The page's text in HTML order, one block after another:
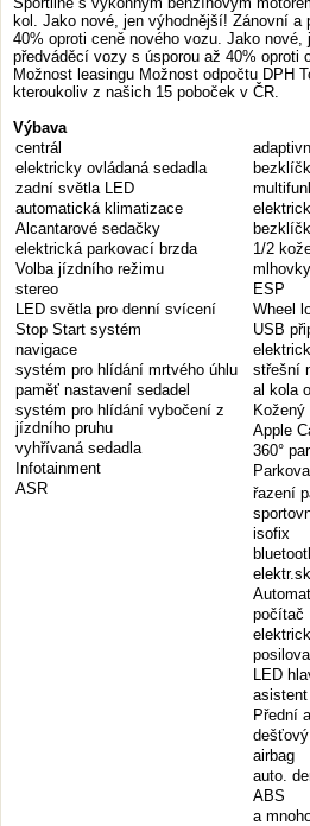
kol. Jako nové, jen výhodnější! Zánovní a
40% oproti ceně nového vozu. Jako
předváděcí vozy s úsporou až 40% oproti
Možnost leasingu Možnost odpočtu DPH
kteroukoliv z našich 15 poboček v ČR.
Výbava
centrál
elektricky ovládaná sedadla
zadní světla LED
automatická klimatizace
Alcantarové sedačky
elektrická parkovací brzda
Volba jízdního režimu
stereo
LED světla pro denní svícení
Stop Start systém
navigace
systém pro hlídání mrtvého úhlu
paměť nastavení sedadel
systém pro hlídání vybočení z
jízdního pruhu
vyhřívaná sedadla
Infotainment
ASR
1/2
mlhovky
ESP
Wheel
USB
střešní
al kola
Kožený
Apple
360°
řazení
isofix
počítač
LED
Přední
airbag
auto.
ABS
a